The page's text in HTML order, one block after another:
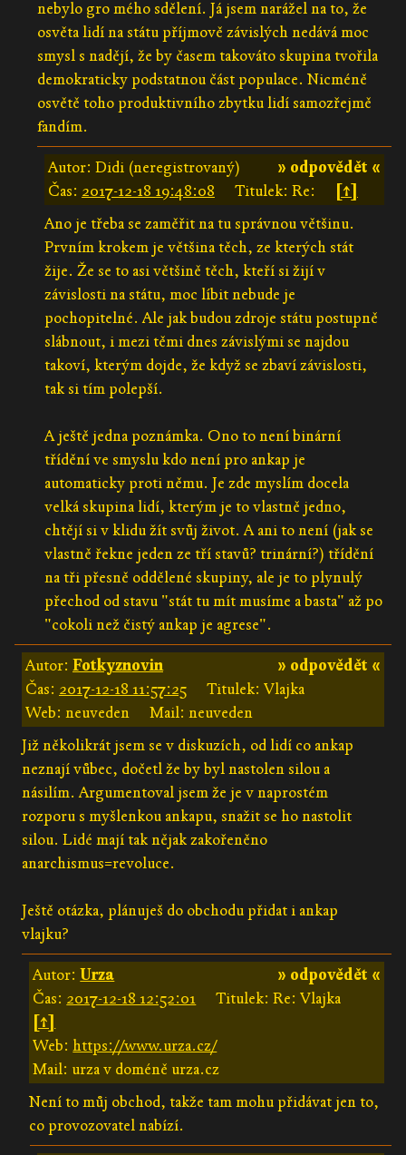
nebylo gro mého sdělení. Já jsem narážel na to, že
osvěta lidí na státu příjmově závislých nedává moc
smysl s nadějí, že by časem takováto skupina tvořila
demokraticky podstatnou část populace. Nicméně
osvětě toho produktivního zbytku lidí samozřejmě
fandím.
» odpovědět «
Autor: Didi (neregistrovaný)
Čas: 2017-12-18 19:48:08 Titulek: Re:
[↑]
Ano je třeba se zaměřit na tu správnou většinu.
Prvním krokem je většina těch, ze kterých stát
žije. Že se to asi většině těch, kteří si žijí v
závislosti na státu, moc líbit nebude je
pochopitelné. Ale jak budou zdroje státu postupně
slábnout, i mezi těmi dnes závislými se najdou
takoví, kterým dojde, že když se zbaví závislosti,
tak si tím polepší.
A ještě jedna poznámka. Ono to není binární
třídění ve smyslu kdo není pro ankap je
automaticky proti němu. Je zde myslím docela
velká skupina lidí, kterým je to vlastně jedno,
chtějí si v klidu žít svůj život. A ani to není (jak se
vlastně řekne jeden ze tří stavů? trinární?) třídění
na tři přesně oddělené skupiny, ale je to plynulý
přechod od stavu "stát tu mít musíme a basta" až po
"cokoli než čistý ankap je agrese".
» odpovědět «
Autor: Fotkyznovin
Čas: 2017-12-18 11:57:25
Titulek: Vlajka
Web: neuveden
Mail: neuveden
Již několikrát jsem se v diskuzích, od lidí co ankap
neznají vůbec, dočetl že by byl nastolen silou a
násilím. Argumentoval jsem že je v naprostém
rozporu s myšlenkou ankapu, snažit se ho nastolit
silou. Lidé mají tak nějak zakořeněno
anarchismus=revoluce.
Ještě otázka, plánuješ do obchodu přidat i ankap
vlajku?
» odpovědět «
Autor:Urza
Čas: 2017-12-18 12:52:01
Titulek: Re: Vlajka
[↑]
Web:https://www.urza.cz/
Mail: urza v doméně urza.cz
Není to můj obchod, takže tam mohu přidávat jen to,
co provozovatel nabízí.